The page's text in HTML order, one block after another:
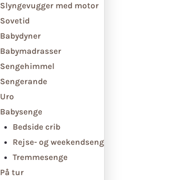
Slyngevugger med motor
Sovetid
Babydyner
Babymadrasser
Sengehimmel
Sengerande
Uro
Babysenge
Bedside crib
Rejse- og weekendseng
Tremmesenge
På tur